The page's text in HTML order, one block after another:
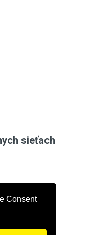
Consent
sieťach